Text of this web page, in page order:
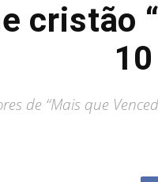
cristão
de “Mais que